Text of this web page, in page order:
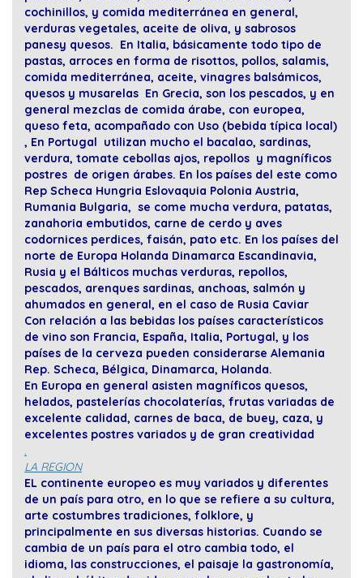
cochinillos, y comida mediterránea en general,
verduras vegetales, aceite de oliva, y sabrosos
panesy quesos. En Italia, básicamente todo tipo de
pastas, arroces en forma de risottos, pollos, salamis,
comida mediterránea, aceite, vinagres balsámicos,
quesos y musarelas En Grecia, son los pescados, y en
general mezclas de comida árabe, con europea,
queso feta, acompañado con Uso (bebida típica local)
, En Portugal utilizan mucho el bacalao, sardinas,
verdura, tomate cebollas ajos, repollos y magníficos
postres de origen árabes. En los países del este como
Rep Scheca Hungria Eslovaquia Polonia Austria,
Rumania Bulgaria, se come mucha verdura, patatas,
zanahoria embutidos, carne de cerdo y aves
codornices perdices, faisán, pato etc. En los países del
norte de Europa Holanda Dinamarca Escandinavia,
Rusia y el Bálticos muchas verduras, repollos,
pescados, arenques sardinas, anchoas, salmón y
ahumados en general, en el caso de Rusia Caviar
Con relación a las bebidas los países característicos
de vino son Francia, España, Italia, Portugal, y los
países de la cerveza pueden considerarse Alemania
Rep. Scheca, Bélgica, Dinamarca, Holanda.
En Europa en general asisten magníficos quesos,
helados, pastelerías chocolaterías, frutas variadas de
excelente calidad, carnes de baca, de buey, caza, y
excelentes postres variados y de gran creatividad
.
LA REGION
EL continente europeo es muy variados y diferentes
de un país para otro, en lo que se refiere a su cultura,
arte costumbres tradiciones, folklore, y
principalmente en sus diversas historias. Cuando se
cambia de un país para el otro cambia todo, el
idioma, las construcciones, el paisaje la gastronomía,